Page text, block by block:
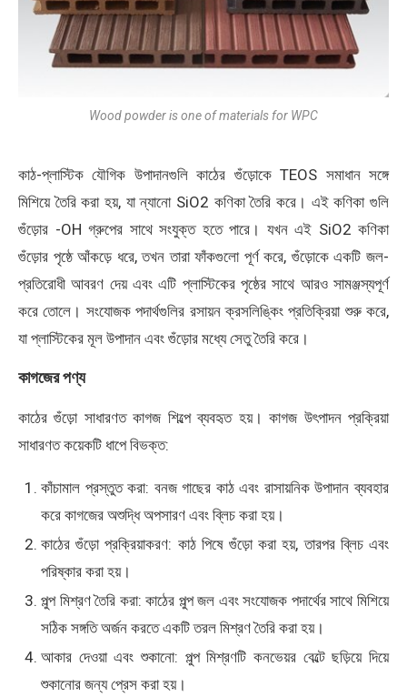
Wood powder is one of materials for WPC
কাঠ-প্লাস্টিক যৌগিক উপাদানগুলি কাঠের গুঁড়োকে TEOS সমাধান সঙ্গে
মিশিয়ে তৈরি করা হয়, যা ন্যানো SiO2 কণিকা তৈরি করে। এই কণিকা গুলি
গুঁড়োর -OH গ্রুপের সাথে সংযুক্ত হতে পারে। যখন এই SiO2 কণিকা
গুঁড়োর পৃষ্ঠে আঁকড়ে ধরে, তখন তারা ফাঁকগুলো পূর্ণ করে, গুঁড়োকে একটি জল-
প্রতিরোধী আবরণ দেয় এবং এটি প্লাস্টিকের পৃষ্ঠের সাথে আরও সামঞ্জস্যপূর্ণ
করে তোলে। সংযোজক পদার্থগুলির রসায়ন ক্রসলিঙ্কিং প্রতিক্রিয়া শুরু করে,
যা প্লাস্টিকের মূল উপাদান এবং গুঁড়োর মধ্যে সেতু তৈরি করে।
কাগজের পণ্য
কাঠের গুঁড়ো সাধারণত কাগজ শিল্পে ব্যবহৃত হয়। কাগজ উৎপাদন প্রক্রিয়া
সাধারণত কয়েকটি ধাপে বিভক্ত:
কাঁচামাল প্রস্তুত করা: বনজ গাছের কাঠ এবং রাসায়নিক উপাদান ব্যবহার
করে কাগজের অশুদ্ধি অপসারণ এবং ব্লিচ করা হয়।
কাঠের গুঁড়ো প্রক্রিয়াকরণ: কাঠ পিষে গুঁড়ো করা হয়, তারপর ব্লিচ এবং
পরিষ্কার করা হয়।
পুল্প মিশ্রণ তৈরি করা: কাঠের পুল্প জল এবং সংযোজক পদার্থের সাথে মিশিয়ে
সঠিক সঙ্গতি অর্জন করতে একটি তরল মিশ্রণ তৈরি করা হয়।
আকার দেওয়া এবং শুকানো: পুল্প মিশ্রণটি কনভেয়র বেল্টে ছড়িয়ে দিয়ে
শুকানোর জন্য প্রেস করা হয়।